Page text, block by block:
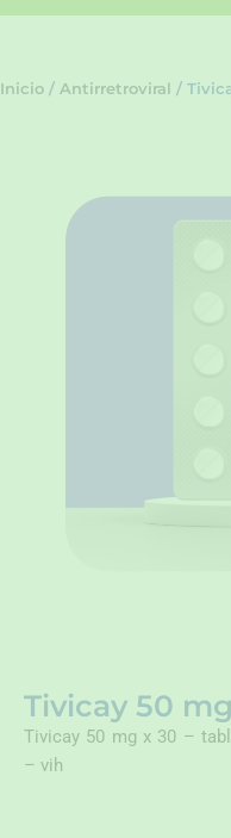
Inicio / Antirretroviral /
Tivicay 50
Tivicay 50 mg x 30 –
– vih